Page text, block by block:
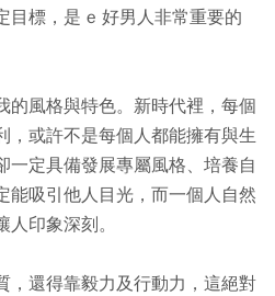
目標，是 e 好男人非常重要的
的風格與特色。新時代裡，每個
，或許不是每個人都能擁有與生
一定具備發展專屬風格、培養自
能吸引他人目光，而一個人自然
印象深刻。
，還得靠毅力及行動力，這絕對